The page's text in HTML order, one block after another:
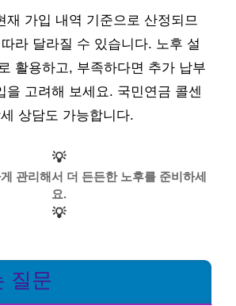
재 가입 내역 기준으로 산정되므
라 달라질 수 있습니다. 노후 설
활용하고, 부족하다면 추가 납부
을 고려해 보세요. 국민연금 콜센
상담도 가능합니다.
💡
관리해서 더 든든한 노후를 준비하세
요.
💡
질문